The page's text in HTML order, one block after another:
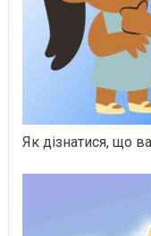
Як дізнатися, що